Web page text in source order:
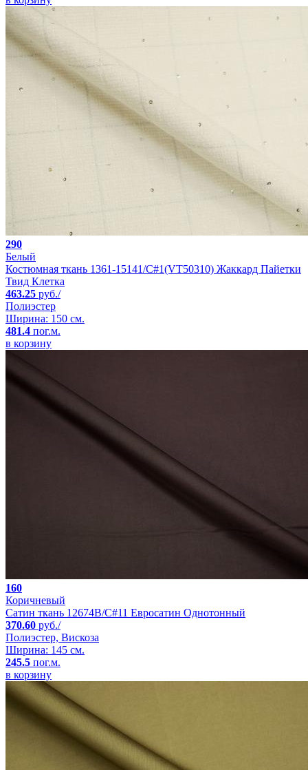
290
Белый
Костюмная ткань 1361-15141/C#1(VT50310) Жаккард Пайетки
Твид Клетка
463.25 руб./
Полиэстер
Ширина: 150 см.
481.4 пог.м.
в корзину
160
Коричневый
Сатин ткань 12674B/C#11 Евросатин Однотонный
370.60 руб./
Полиэстер, Вискоза
Ширина: 145 см.
245.5 пог.м.
в корзину